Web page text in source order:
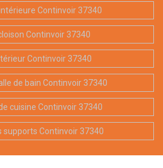
Continvoir 37340
Continvoir 37340
Continvoir 37340
de bain Continvoir 37340
cuisine Continvoir 37340
supports Continvoir 37340